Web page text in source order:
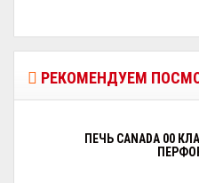
РЕКОМЕНДУЕМ
ПЕЧЬ CANADA 00